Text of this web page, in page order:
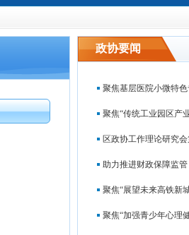
政协要闻
聚焦基层医院小微特
聚焦“传统工业园区产
区政协工作理论研究
助力推进财政保障监
聚焦“展望未来高铁新
聚焦“加强青少年心理